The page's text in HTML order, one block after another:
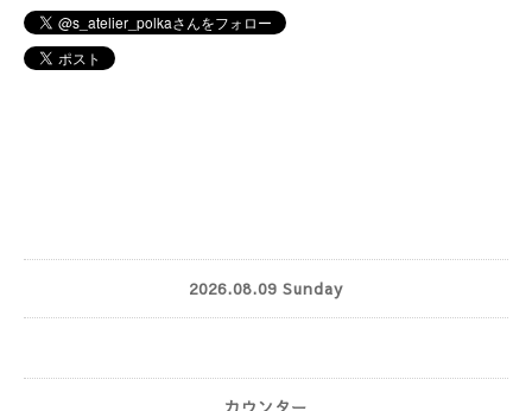
2026.08.09 Sunday